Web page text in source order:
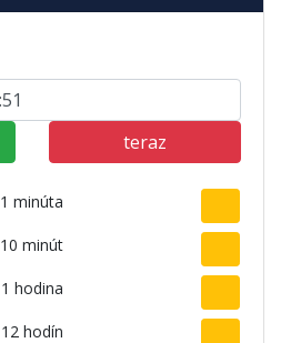
teraz
1 minúta
10 minút
1 hodina
12 hodín